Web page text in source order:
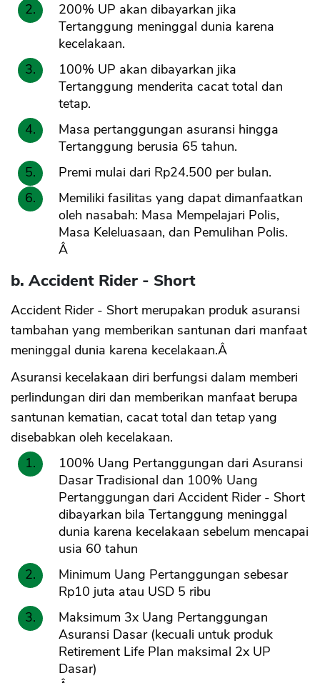
200% UP akan dibayarkan jika
Tertanggung meninggal dunia karena
kecelakaan.
100% UP akan dibayarkan jika
Tertanggung menderita cacat total dan
tetap.
Masa pertanggungan asuransi hingga
Tertanggung berusia 65 tahun.
Premi mulai dari Rp24.500 per bulan.
Memiliki fasilitas yang dapat dimanfaatkan
oleh nasabah: Masa Mempelajari Polis,
Masa Keleluasaan, dan Pemulihan Polis.
Â
b. Accident Rider - Short
Accident Rider - Short merupakan produk asuransi
tambahan yang memberikan santunan dari manfaat
meninggal dunia karena kecelakaan.Â
Asuransi kecelakaan diri berfungsi dalam memberi
perlindungan diri dan memberikan manfaat berupa
santunan kematian, cacat total dan tetap yang
disebabkan oleh kecelakaan.
100% Uang Pertanggungan dari Asuransi
Dasar Tradisional dan 100% Uang
Pertanggungan dari Accident Rider - Short
dibayarkan bila Tertanggung meninggal
dunia karena kecelakaan sebelum mencapai
usia 60 tahun
Minimum Uang Pertanggungan sebesar
Rp10 juta atau USD 5 ribu
Maksimum 3x Uang Pertanggungan
Asuransi Dasar (kecuali untuk produk
Retirement Life Plan maksimal 2x UP
Dasar)